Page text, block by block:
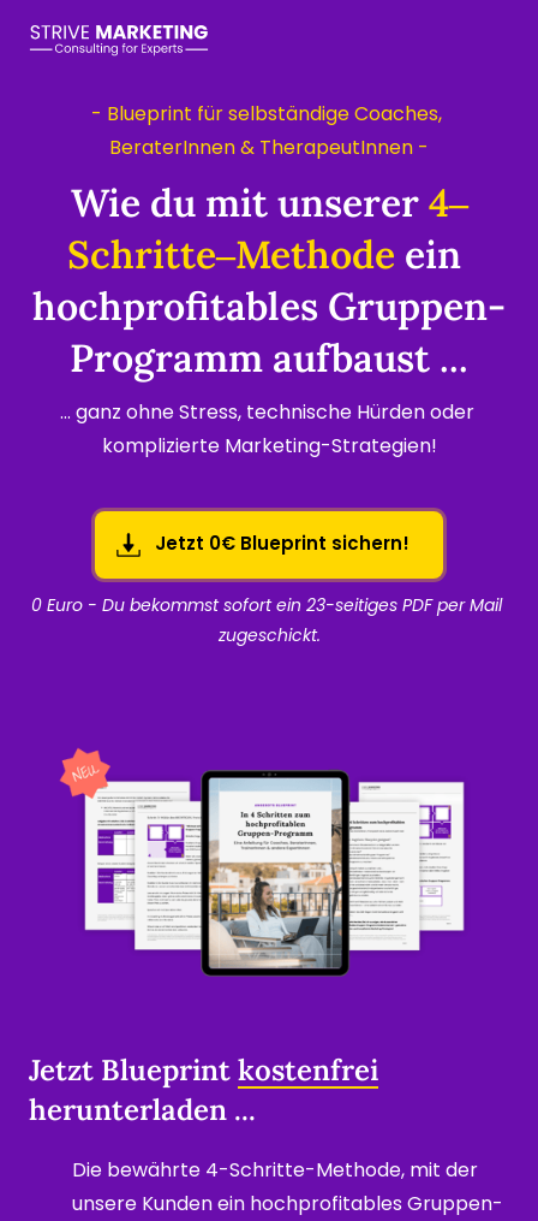
- Blueprint für selbständige Coaches,
BeraterInnen & TherapeutInnen -
Wie du mit unserer 4‒
Schritte‒Methode ein
hochprofitables Gruppen-
Programm aufbaust ...
... ganz ohne Stress, technische Hürden oder
komplizierte Marketing-Strategien!
Jetzt 0€ Blueprint sichern!
0 Euro - Du bekommst sofort ein 23-seitiges PDF per Mail
zugeschickt.
Jetzt Blueprint kostenfrei
herunterladen ...
Die bewährte 4-Schritte-Methode, mit der
unsere Kunden ein hochprofitables Gruppen-